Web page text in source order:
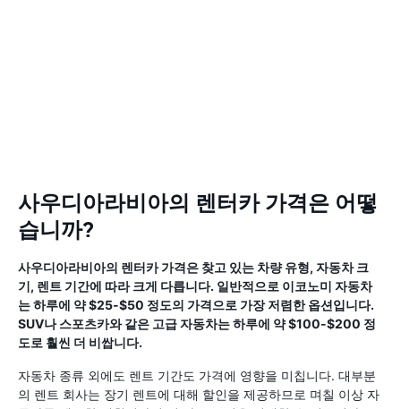
사우디아라비아의 렌터카 가격은 어떻
습니까?
사우디아라비아의 렌터카 가격은 찾고 있는 차량 유형, 자동차 크
기, 렌트 기간에 따라 크게 다릅니다. 일반적으로 이코노미 자동차
는 하루에 약 $25-$50 정도의 가격으로 가장 저렴한 옵션입니다.
SUV나 스포츠카와 같은 고급 자동차는 하루에 약 $100-$200 정
도로 훨씬 더 비쌉니다.
자동차 종류 외에도 렌트 기간도 가격에 영향을 미칩니다. 대부분
의 렌트 회사는 장기 렌트에 대해 할인을 제공하므로 며칠 이상 자